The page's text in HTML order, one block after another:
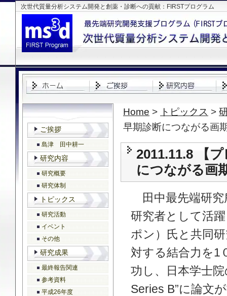
次世代質量分析システム開発と創薬・診断への貢献：FIRSTプログラム
Home > トピックス >
早期診断につながる画
2011.11.8 【
につながる画
田中最先端研究
研究者として活
ポン）氏と共同
対する結合力を1
功し、日本学士
Series B”に論文
ご挨拶
島津 田中耕一
研究内容
研究概要
研究体制
トピックス
研究活動
イベント
その他
研究成果
最終報告関連
参考資料
平成26年度